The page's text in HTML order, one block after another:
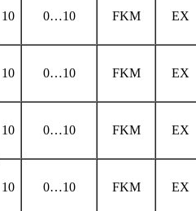
10 0…10 FKM EX
10 0…10 FKM EX
10 0…10 FKM EX
10 0…10 FKM EX